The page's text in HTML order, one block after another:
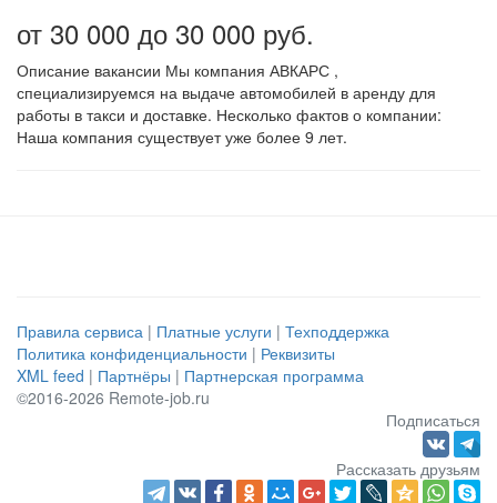
от 30 000 до 30 000 руб.
Описание вакансии Мы компания АВКАРС ,
специализируемся на выдаче автомобилей в аренду для
работы в такси и доставке. Несколько фактов о компании:
Наша компания существует уже более 9 лет.
Правила сервиса | Платные услуги | Техподдержка
Политика конфиденциальности | Реквизиты
XML feed | Партнёры | Партнерская программа
©2016-2026 Remote-job.ru
Подписаться
Рассказать друзьям